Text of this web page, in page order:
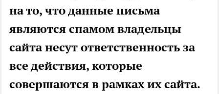
на то, что данные письма
являются спамом владельцы
сайта несут ответственность за
все действия, которые
совершаются в рамках их сайта.